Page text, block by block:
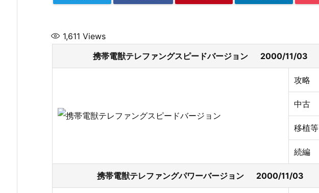
1,611 Views
携帯電獣テレファングスピードバージョン 2000/11/03
攻略
中古
移植等
続編
携帯電獣テレファングパワーバージョン 2000/11/03